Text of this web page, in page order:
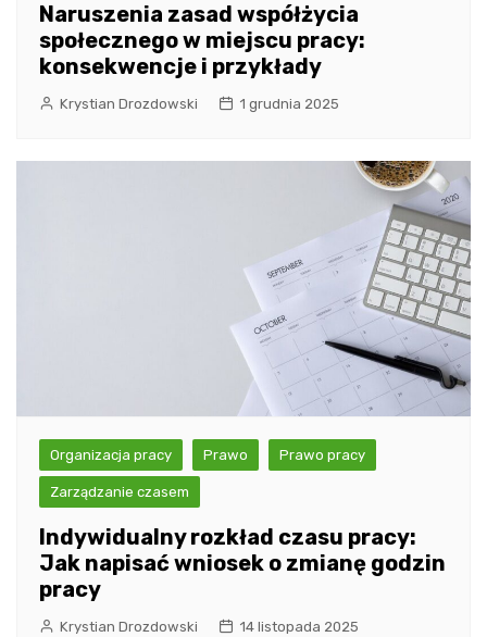
Naruszenia zasad współżycia
społecznego w miejscu pracy:
konsekwencje i przykłady
Krystian Drozdowski 1 grudnia 2025
Organizacja pracy Prawo Prawo pracy
Zarządzanie czasem
Indywidualny rozkład czasu pracy:
Jak napisać wniosek o zmianę godzin
pracy
Krystian Drozdowski 14 listopada 2025